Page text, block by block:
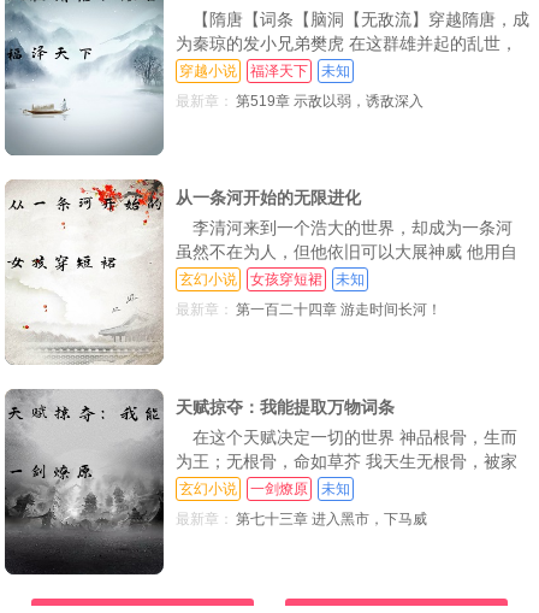
第120章 初见二郎，如影随形！ 第121章 斗法称雄，第七十三变！ 第122章 妖王斗法，全面战争！
第123章 初见圣母，万兵齐鸣！ 第124章 玲珑塔碎，妖魔乱舞！ 第125章 天妖国立，重铸荣光
第126章 真假猴王，王者风范 第127章 古镜之灵，镇压妖魔
第132章 极尽升华，似他三分！ 第133章 再见彩色，天地神速！
第135章 短暂缠绵，第一神速 第136章 千年寿辰，传说金仙！ 第137章 劈天神掌，步步谋划
第139章 八大亲卫，百位妖王！
第141章 海底之城，八方财富！ 第142章 登天 第143章 魔童哪吒
第144章 降妖，伏魔！
第147章 他是谁？亘古的皇！ 第148章 恐怖传承！惊世神通！
第150章 少帝，兔妖！ 第151章 滔天神威！水龙火鸟！ 第152章 上古妖族，开明背叛
第153章 猴子疯魔，大闹天宫 第154章 盖世妖魔，横推天庭！
第156章 佛陨！三界震动！
第159章 摘星神威，众生难渡！
【隋唐【词条【脑洞【无敌流】穿越隋唐，成
为秦琼的发小兄弟樊虎 在这群雄并起的乱世，
樊虎激活词条系统，不断获取词条强化自身。一
日内比武十次，获得词条[武痴 每日劈刀一千
穿越小说 福泽天下
未知
最新章： 第519章 示敌以弱，诱敌深入
从一条河开始的无限进化
李清河来到一个浩大的世界，却成为一条河
虽然不在为人，但他依旧可以大展神威 他用自
己的河水孕育了一颗世界树，根茎蔓延无数世界
位面 河岸边，孕育着恶之花微微绽放，可使万
经神话时
玄幻小说 女孩穿短裙
未知
最新章： 第一百二十四章 游走时间长河！
天赋掠夺：我能提取万物词条
在这个天赋决定一切的世界 神品根骨，生而
为王；无根骨，命如草芥 我天生无根骨，被家
族抛弃，沦为宗门最卑贱的收尸人 然而，当我
的指尖触碰到天才的尸体时，我发现我能提取他
天赋品质提
玄幻小说 一剑燎原
未知
最新章： 第七十三章 进入黑市，下马威